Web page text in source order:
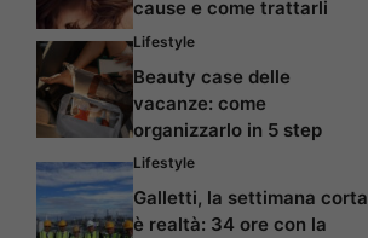
cause e come trattarli
Lifestyle
Beauty case delle
vacanze: come
organizzarlo in 5 step
Lifestyle
Galletti, la settimana corta
è realtà: 34 ore con la